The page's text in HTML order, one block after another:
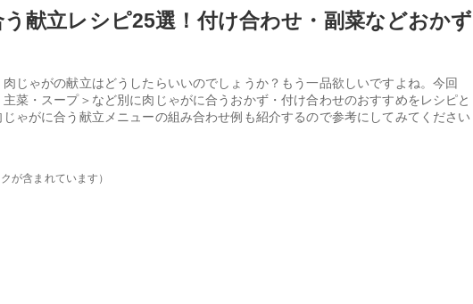
献立レシピ25選！付け合わせ・副菜などおかず
肉じゃがの献立はどうしたらいいのでしょうか？もう一品欲しいですよね。今回
菜・スープ＞など別に肉じゃがに合うおかず・付け合わせのおすすめをレシピと
ゃがに合う献立メニューの組み合わせ例も紹介するので参考にしてみてください
が含まれています）